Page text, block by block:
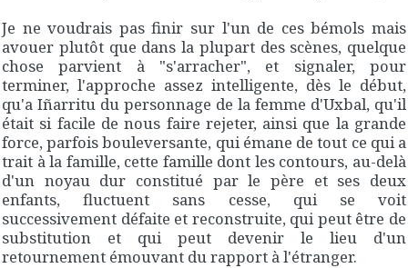
Je ne voudrais pas finir sur l'un de ces bémols mais
avouer plutôt que dans la plupart des scènes, quelque
chose parvient à "s'arracher", et signaler, pour
terminer, l'approche assez intelligente, dès le début,
qu'a Iñarritu du personnage de la femme d'Uxbal, qu'il
était si facile de nous faire rejeter, ainsi que la grande
force, parfois bouleversante, qui émane de tout ce qui a
trait à la famille, cette famille dont les contours, au-delà
d'un noyau dur constitué par le père et ses deux
enfants, fluctuent sans cesse, qui se voit
successivement défaite et reconstruite, qui peut être de
substitution et qui peut devenir le lieu d'un
retournement émouvant du rapport à l'étranger.